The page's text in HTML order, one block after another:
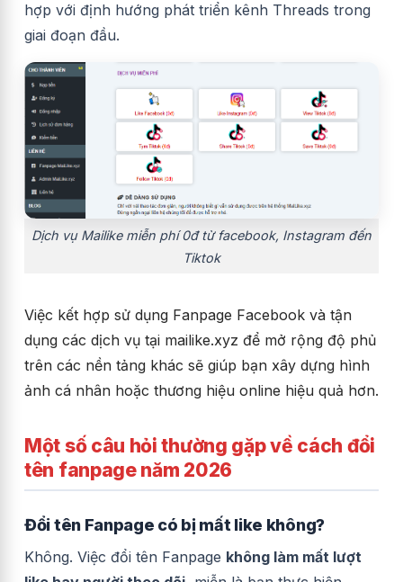
hợp với định hướng phát triển kênh Threads trong
giai đoạn đầu.
Dịch vụ Mailike miễn phí 0đ từ facebook, Instagram đến
Tiktok
Việc kết hợp sử dụng Fanpage Facebook và tận
dụng các dịch vụ tại mailike.xyz để mở rộng độ phủ
trên các nền tảng khác sẽ giúp bạn xây dựng hình
ảnh cá nhân hoặc thương hiệu online hiệu quả hơn.
Một số câu hỏi thường gặp về cách đổi
tên fanpage năm 2026
Đổi tên Fanpage có bị mất like không?
Không. Việc đổi tên Fanpage không làm mất lượt